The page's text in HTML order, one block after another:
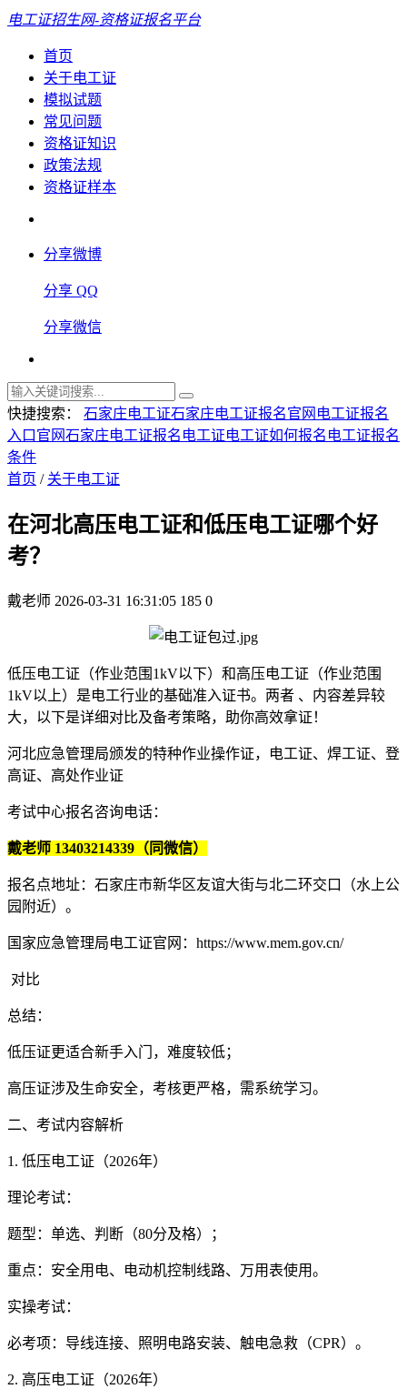
电工证招生网-资格证报名平台
首页
关于电工证
模拟试题
常见问题
资格证知识
政策法规
资格证样本
分享微博
分享 QQ
分享微信
快捷搜索： 石家庄电工证石家庄电工证报名官网 电工证报名
入口官网石家庄电工证报名 电工证电工证如何报名 电工证报名
条件
首页 / 关于电工证
在河北高压电工证和低压电工证哪个好
考？
戴老师 2026-03-31 16:31:05 185 0
低压电工证（作业范围1kV以下）和高压电工证（作业范围
1kV以上）是电工行业的基础准入证书。两者 、内容差异较
大，以下是详细对比及备考策略，助你高效拿证！
河北应急管理局颁发的特种作业操作证，电工证、焊工证、登
高证、高处作业证
考试中心报名咨询电话：
戴老师 13403214339（同微信）
报名点地址：石家庄市新华区友谊大街与北二环交口（水上公
园附近）。
国家应急管理局电工证官网：https://www.mem.gov.cn/
对比
总结：
低压证更适合新手入门，难度较低；
高压证涉及生命安全，考核更严格，需系统学习。
二、考试内容解析
1. 低压电工证（2026年）
理论考试：
题型：单选、判断（80分及格）；
重点：安全用电、电动机控制线路、万用表使用。
实操考试：
必考项：导线连接、照明电路安装、触电急救（CPR）。
2. 高压电工证（2026年）